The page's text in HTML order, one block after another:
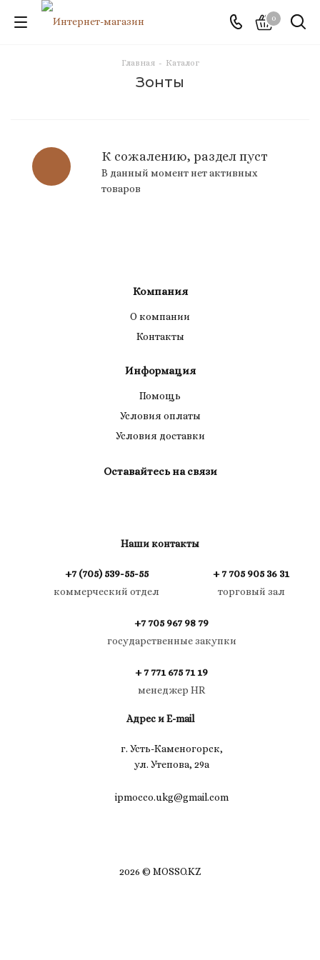
0
Главная - Каталог
Зонты
К сожалению, раздел пуст
В данный момент нет активных
товаров
Компания
О компании
Контакты
Информация
Помощь
Условия оплаты
Условия доставки
Оставайтесь на связи
Наши контакты
+7 (705) 539-55-55
коммерческий отдел
+ 7 705 905 36 31
торговый зал
+7 705 967 98 79
государственные закупки
+ 7 771 675 71 19
менеджер HR
Адрес и E-mail
г. Усть-Каменогорск,
ул. Утепова, 29а
ipmocco.ukg@gmail.com
2026 © MOSSO.KZ